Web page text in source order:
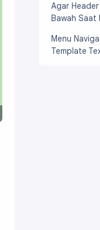
Agar
Bawah Saat
Menu
Template